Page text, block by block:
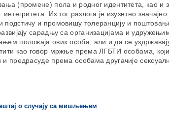
(промене) пола и родног идентитета, као и
интегритета. Из тог разлога је изузетно
подстичу и промовишу толеранцију и
сарадњу са организацијама и
положаја ових особа, али и да се
као говор мржње према ЛГБТИ особама,
и предрасуде према особама другачије
о случају са мишљењем